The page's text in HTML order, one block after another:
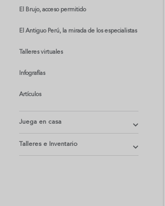
El Brujo, acceso permitido
El Antiguo Perú, la mirada de los especialistas
Talleres virtuales
Infografías
Artículos
Juega en casa
Talleres e Inventario